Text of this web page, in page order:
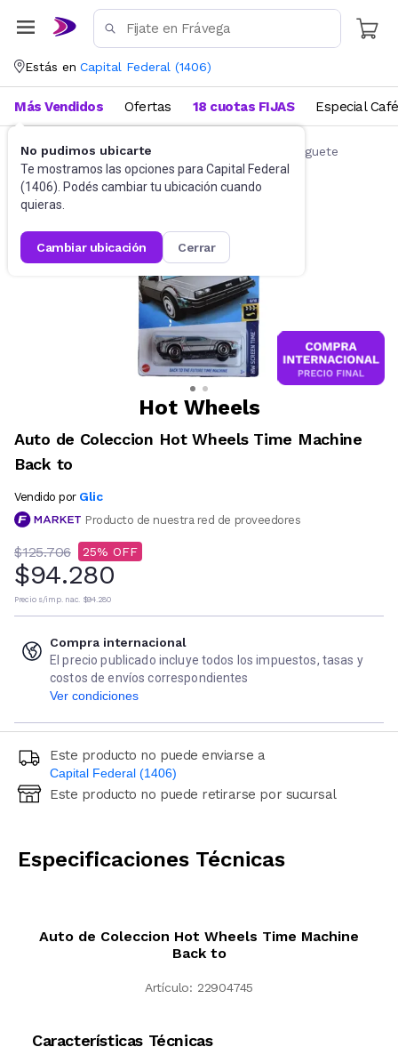
Estás en Capital Federal (1406)
No pudimos ubicarte
Te mostramos las opciones para Capital Federal
(1406). Podés cambiar tu ubicación cuando
quieras.
cambiar ubicación cerrar
Más Vendidos Ofertas 18 cuotas FIJAS Especial Café
Autos de juguete y accesorios Autitos de juguete
Hot Wheels
Auto de Coleccion Hot Wheels Time Machine
Back to
Vendido por Glic
Producto de nuestra red de proveedores
$125.706 25
$94.280
Precio s/imp. nac. $94.280
Compra internacional
El precio publicado incluye todos los impuestos, tasas y
costos de envíos correspondientes
Ver condiciones
Este producto no puede enviarse a
Capital Federal (1406)
Ingresá código postal (sólo números)
Este producto no puede retirarse por sucursal
Especificaciones Técnicas
Auto de Coleccion Hot Wheels Time Machine
Back to
Artículo: 22904745
Características Técnicas